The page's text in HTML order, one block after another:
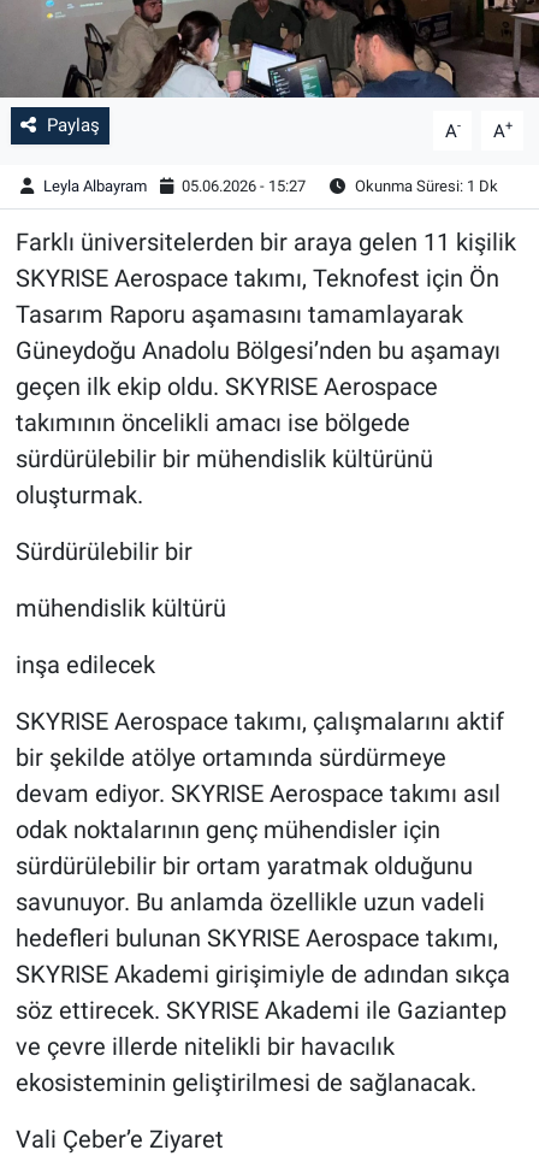
Paylaş A- A+
Leyla Albayram 05.06.2026 - 15:27 Okunma Süresi: 1 Dk
Farklı üniversitelerden bir araya gelen 11 kişilik
SKYRISE Aerospace takımı, Teknofest için Ön
Tasarım Raporu aşamasını tamamlayarak
Güneydoğu Anadolu Bölgesi’nden bu aşamayı
geçen ilk ekip oldu. SKYRISE Aerospace
takımının öncelikli amacı ise bölgede
sürdürülebilir bir mühendislik kültürünü
oluşturmak.
Sürdürülebilir bir
mühendislik kültürü
inşa edilecek
SKYRISE Aerospace takımı, çalışmalarını aktif
bir şekilde atölye ortamında sürdürmeye
devam ediyor. SKYRISE Aerospace takımı asıl
odak noktalarının genç mühendisler için
sürdürülebilir bir ortam yaratmak olduğunu
savunuyor. Bu anlamda özellikle uzun vadeli
hedefleri bulunan SKYRISE Aerospace takımı,
SKYRISE Akademi girişimiyle de adından sıkça
söz ettirecek. SKYRISE Akademi ile Gaziantep
ve çevre illerde nitelikli bir havacılık
ekosisteminin geliştirilmesi de sağlanacak.
Vali Çeber’e Ziyaret